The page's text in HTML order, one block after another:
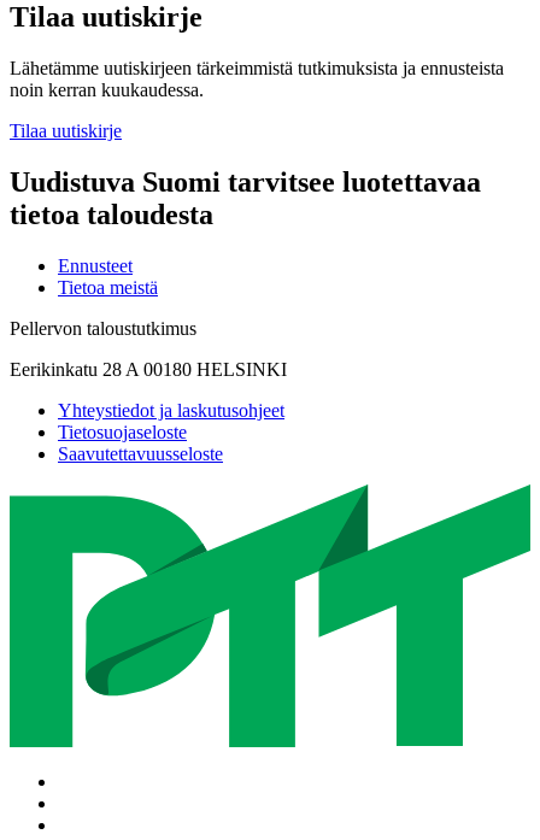
Tilaa uutiskirje
Lähetämme uutiskirjeen tärkeimmistä tutkimuksista ja ennusteista
noin kerran kuukaudessa.
Tilaa uutiskirje
Uudistuva Suomi tarvitsee luotettavaa
tietoa taloudesta
Ennusteet
Tietoa meistä
Pellervon taloustutkimus
Eerikinkatu 28 A 00180 HELSINKI
Yhteystiedot ja laskutusohjeet
Tietosuojaseloste
Saavutettavuusseloste